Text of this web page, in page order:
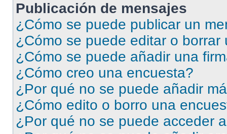
Publicación de mensajes
¿Cómo se puede publicar un
¿Cómo se puede editar o borrar
¿Cómo se puede añadir una
¿Cómo creo una encuesta?
¿Por qué no se puede añadir
¿Cómo edito o borro una
¿Por qué no se puede acceder